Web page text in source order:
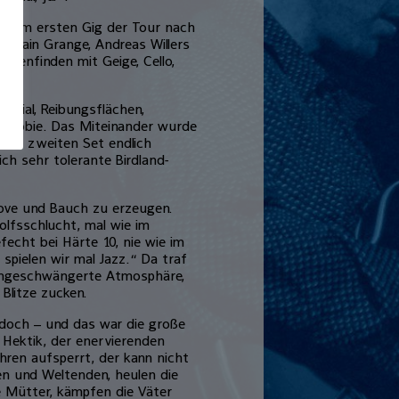
ersten Gig der Tour nach
Alain Grange, Andreas Willers
mit Geige, Cello,
Reibungsflächen,
Das Miteinander wurde
im zweiten Set endlich
sehr tolerante Birdland-
und Bauch zu erzeugen.
mal wie im
bei Härte 10, nie wie im
wir mal Jazz.“ Da traf
Atmosphäre,
zucken.
– und das war die große
der enervierenden
aufsperrt, der kann nicht
und Weltenden, heulen die
Mütter, kämpfen die Väter